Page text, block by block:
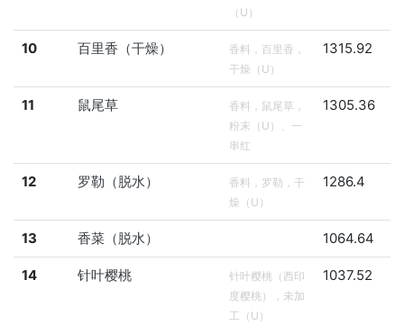
（U）
10 百里香（干燥）
香料，百里香，
干燥（U）
1315.92
11 鼠尾草
香料，鼠尾草，
粉末（U）、一
串红
1305.36
12 罗勒（脱水）
香料，罗勒，干
燥（U）
1286.4
13 香菜（脱水） 1064.64
14 针叶樱桃
针叶樱桃（西印
度樱桃），未加
工（U）
1037.52